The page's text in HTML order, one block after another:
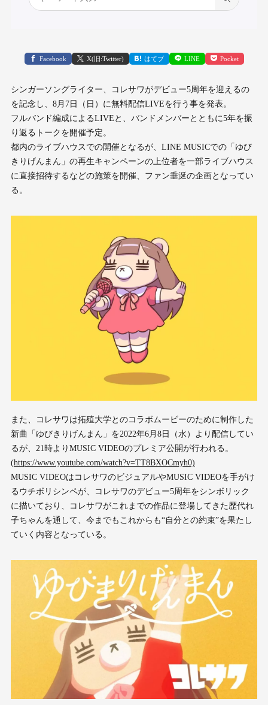
Facebook X(旧:Twitter) はてブ LINE Pocket
シンガーソングライター、コレサワがデビュー5周年を迎えるの
を記念し、8月7日（日）に無料配信LIVEを行う事を発表。
フルバンド編成によるLIVEと、バンドメンバーとともに5年を振
り返るトークを開催予定。
都内のライブハウスでの開催となるが、LINE MUSICでの「ゆび
きりげんまん」の再生キャンペーンの上位者を一部ライブハウス
に直接招待するなどの施策を開催、ファン垂涎の企画となってい
る。
また、コレサワは拓殖大学とのコラボムービーのために制作した
新曲「ゆびきりげんまん」を2022年6月8日（水）より配信してい
るが、21時よりMUSIC VIDEOのプレミア公開が行われる。
(https://www.youtube.com/watch?v=TT8BXOCmyh0)
MUSIC VIDEOはコレサワのビジュアルやMUSIC VIDEOを手がけ
るウチボリシンペが、コレサワのデビュー5周年をシンボリック
に描いており、コレサワがこれまでの作品に登場してきた歴代れ
子ちゃんを通して、今までもこれからも“自分との約束”を果たし
ていく内容となっている。